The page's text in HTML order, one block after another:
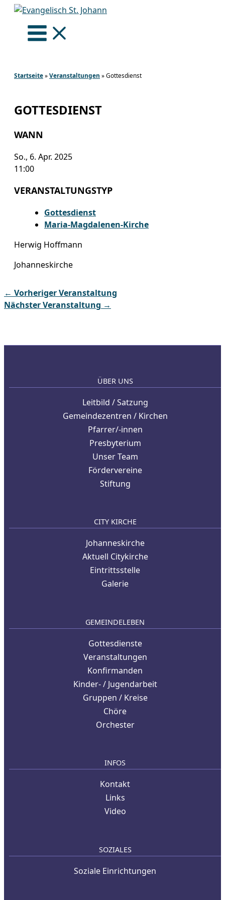
Zum
springen
Startseite»Veranstaltungen »Gottesdienst
GOTTESDIENST
WANN
So., 6. Apr. 2025
11:00
VERANSTALTUNGSTYP
Gottesdienst
Maria-Magdalenen-Kirche
Herwig Hoffmann
Johanneskirche
← Vorheriger Veranstaltung
Nächster Veranstaltung →
ÜBER UNS
Leitbild / Satzung
Gemeindezentren / Kirchen
Pfarrer/-innen
Presbyterium
Unser Team
Fördervereine
Stiftung
CITY KIRCHE
Johanneskirche
Aktuell Citykirche
Eintrittsstelle
Galerie
GEMEINDELEBEN
Gottesdienste
Veranstaltungen
Konfirmanden
Kinder- / Jugendarbeit
Gruppen / Kreise
Chöre
Orchester
INFOS
Kontakt
Links
Video
SOZIALES
Soziale Einrichtungen